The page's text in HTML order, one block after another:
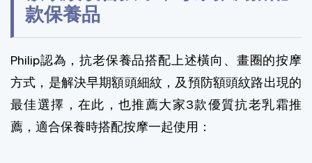
款保養品
Philip認為，抗老保養品搭配上述橫向、畫圈的按摩
方式，是解決早期額頭細紋，及預防額頭紋路出現的
最佳選擇，在此，也推薦大家3款優質抗老乳霜推
薦 ，適合保養時搭配按摩一起使用：